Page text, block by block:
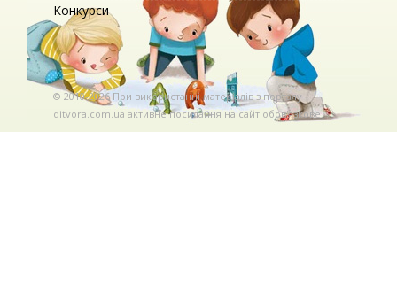
Конкурси
© 2010-2026 При використаннi матерiалiв з порталу
ditvora.com.ua активне посилання на сайт обов'язкове. .